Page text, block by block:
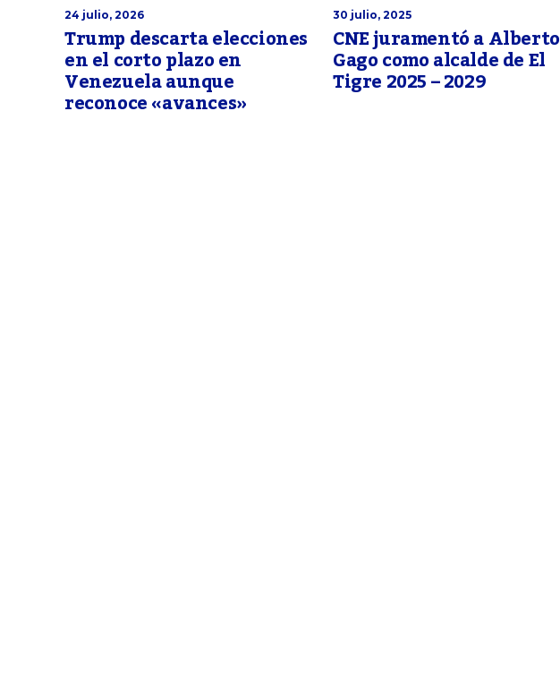
24 julio, 2026
Trump descarta elecciones
en el corto plazo en
Venezuela aunque
reconoce «avances»
30 julio, 2025
CNE juramentó a Alberto
Gago como alcalde de El
Tigre 2025 – 2029